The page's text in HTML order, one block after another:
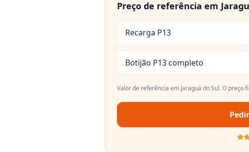
Preço de referência em
Recarga P13
Botijão P13 completo
Valor de referência em Jaraguá do Sul. O preço